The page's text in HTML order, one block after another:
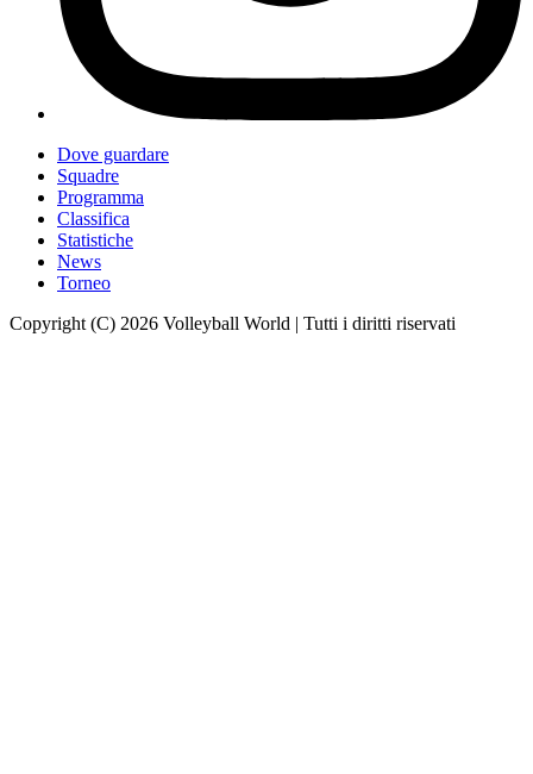
Dove guardare
Squadre
Programma
Classifica
Statistiche
News
Torneo
Copyright (C) 2026 Volleyball World | Tutti i diritti riservati